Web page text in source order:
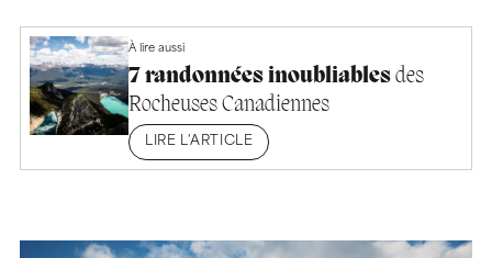
À lire aussi
7 randonnées inoubliablesdes
Rocheuses Canadiennes
LIRE L'ARTICLE